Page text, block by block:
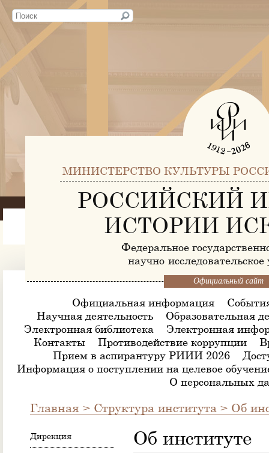
МИНИСТЕРСТВО КУЛЬТУРЫ
РОССИЙСКИЙ
ИСТОРИИ
Федеральное
научно-
Официальный сайт
Официальная информация
Научная деятельность
Образовательная
Электронная библиотека
Электронная
Контакты
Противодействие коррупции
Прием в аспирантуру РИИИ 2026
Информация о поступлении на целевое
О персональных
Главная > Структура института > Об
Дирекция Об институте